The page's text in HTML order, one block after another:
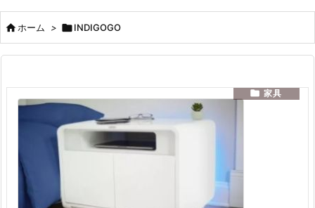
ホーム > INDIGOGO
 家具